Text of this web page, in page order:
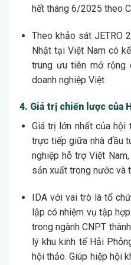
hết tháng 6/2025 theo
Theo khảo sát JETRO
Nhật tại Việt Nam có
trung ưu tiên mở rộng
doanh nghiệp Việt
4. Giá trị chiến lược của
Giá trị lớn nhất của
trực tiếp giữa nhà đầu
nghiệp hỗ trợ Việt
sản xuất trong nước và
IDA với vai trò là tổ
lập có nhiệm vụ tập
trong ngành CNPT
lý khu kinh tế Hải
hội thảo. Giúp hiệp hội